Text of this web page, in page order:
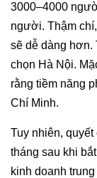
3000–4000
người. Thậm
sẽ dễ dàng hơn.
chọn Hà Nội.
rằng tiềm năng
Chí Minh.
Tuy nhiên,
tháng sau khi
kinh doanh